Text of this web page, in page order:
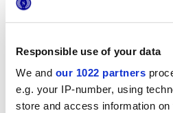
Responsible use of your data
We and our 1022 partners
e.g. your IP-number, using
store and access information
LITHORA WHITE